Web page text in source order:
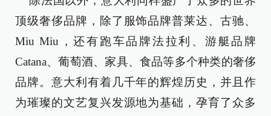
顶级奢侈品牌，除了服饰品牌普莱达、古驰、
Miu Miu，还有跑车品牌法拉利、游艇品牌
Catana、葡萄酒、家具、食品等多个种类的奢侈
品牌。意大利有着几千年的辉煌历史，并且作
为璀璨的文艺复兴发源地为基础，孕育了众多